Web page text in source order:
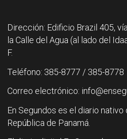
Dirección: Edificio Brazil 405,
la Calle del Agua (al lado del
F.
Teléfono: 385-8777 / 385-8778
Correo electrónico:
En Segundos es el diario
República de Panamá.